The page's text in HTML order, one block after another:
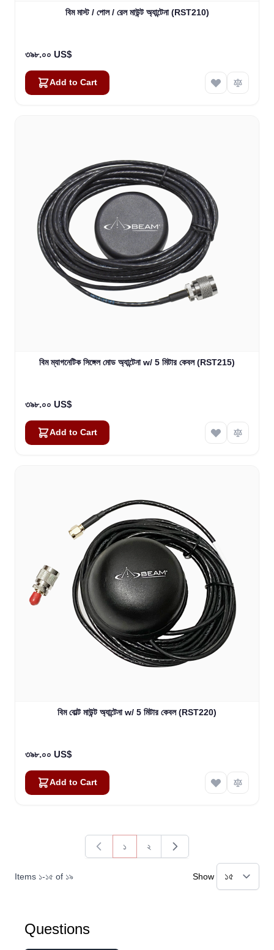
বিম মাস্ট / পোল / রেল মাউন্ট অ্যান্টেনা (RST210)
৩৯৮.০০ US$
Add to Cart
বিম ম্যাগনেটিক সিঙ্গেল মোড অ্যান্টেনা w/ 5 মিটার কেবল (RST215)
৩৯৮.০০ US$
Add to Cart
বিম বোল্ট মাউন্ট অ্যান্টেনা w/ 5 মিটার কেবল (RST220)
৩৯৮.০০ US$
Add to Cart
Items ১-১৫ of ১৯
You're currently reading page
১
Page
২
Show
Questions